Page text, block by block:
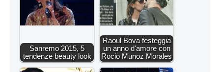
Sanremo 2015, 5
tendenze beauty look
Raoul Bova festeggia
un anno d'amore con
Rocio Munoz Morales